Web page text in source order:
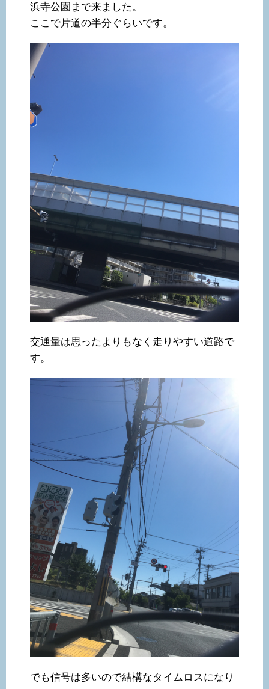
浜寺公園まで来ました。
ここで片道の半分ぐらいです。
交通量は思ったよりもなく走りやすい道路で
す。
でも信号は多いので結構なタイムロスになり